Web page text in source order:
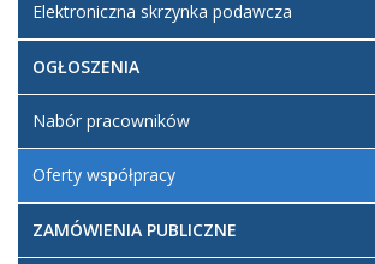
Elektroniczna skrzynka podawcza
OGŁOSZENIA
Nabór pracowników
Oferty współpracy
ZAMÓWIENIA PUBLICZNE